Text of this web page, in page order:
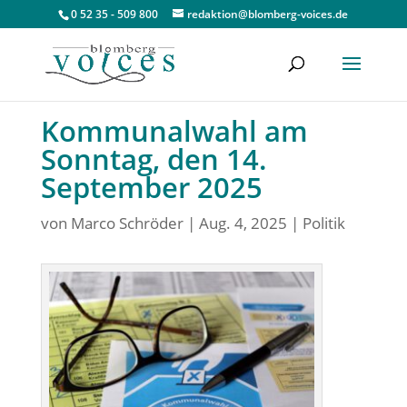
0 52 35 - 509 800 redaktion@blomberg-voices.de
Kommunalwahl am
Sonntag, den 14.
September 2025
von Marco Schröder| Aug. 4, 2025 | Politik